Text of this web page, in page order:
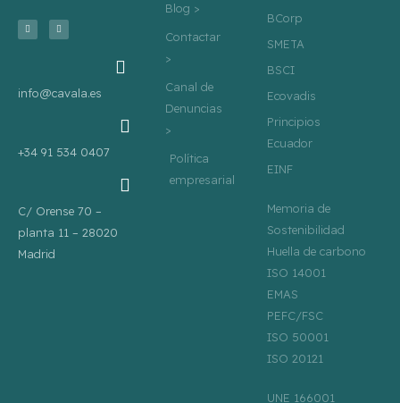
T
w
i
L
i
n
info@cavala.es
+34 91 534 0407
C/ Orense 70 –
planta 11 – 28020
Madrid
Blog >
Contactar
>
Canal de
Denuncias
>
Política
empresarial
BCorp
SMETA
BSCI
Ecovadis
Principios
Ecuador
EINF
Memoria de
Sostenibilidad
Huella de carbono
ISO 14001
EMAS
PEFC/FSC
ISO 50001
ISO 20121
UNE 166001